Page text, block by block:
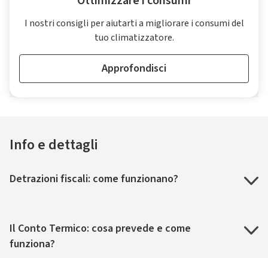
I nostri consigli per aiutarti a migliorare i consumi del
tuo climatizzatore.
Approfondisci
Info e dettagli
Detrazioni fiscali: come funzionano?
Il Conto Termico: cosa prevede e come
funziona?